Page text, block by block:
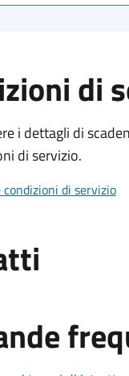
di
i dettagli di
di servizio.
condizioni di servizio